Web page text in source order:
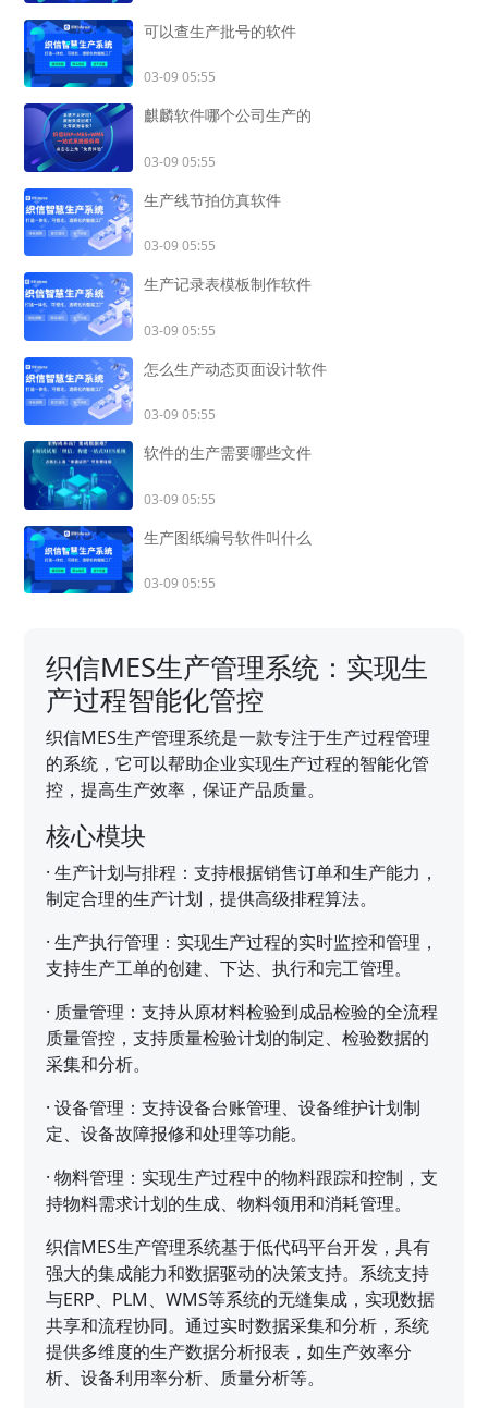
可以查生产批号的软件
03-09 05:55
麒麟软件哪个公司生产的
03-09 05:55
生产线节拍仿真软件
03-09 05:55
生产记录表模板制作软件
03-09 05:55
怎么生产动态页面设计软件
03-09 05:55
软件的生产需要哪些文件
03-09 05:55
生产图纸编号软件叫什么
03-09 05:55
织信MES生产管理系统：实现生
产过程智能化管控
织信MES生产管理系统是一款专注于生产过程管理
的系统，它可以帮助企业实现生产过程的智能化管
控，提高生产效率，保证产品质量。
核心模块
·生产计划与排程：支持根据销售订单和生产能力，
制定合理的生产计划，提供高级排程算法。
·生产执行管理：实现生产过程的实时监控和管理，
支持生产工单的创建、下达、执行和完工管理。
· 质量管理：支持从原材料检验到成品检验的全流程
质量管控，支持质量检验计划的制定、检验数据的
采集和分析。
·设备管理：支持设备台账管理、设备维护计划制
定、设备故障报修和处理等功能。
·物料管理：实现生产过程中的物料跟踪和控制，支
持物料需求计划的生成、物料领用和消耗管理。
织信MES生产管理系统基于低代码平台开发，具有
强大的集成能力和数据驱动的决策支持。系统支持
与ERP、PLM、WMS等系统的无缝集成，实现数据
共享和流程协同。通过实时数据采集和分析，系统
提供多维度的生产数据分析报表，如生产效率分
析、设备利用率分析、质量分析等。